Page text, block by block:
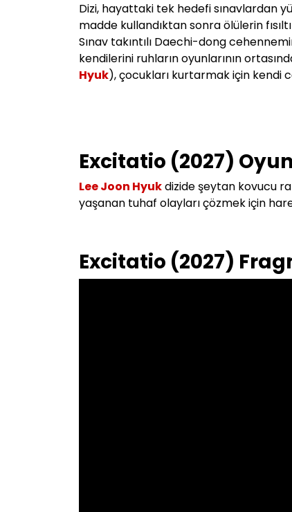
Dizi, hayattaki tek hedefi sınavlardan
madde kullandıktan sonra ölülerin
Sınav takıntılı Daechi-dong
kendilerini ruhların oyunlarının
Hyuk), çocukları kurtarmak için kendi
Excitatio (2027)
Lee Joon Hyukdizide şeytan kovucu
yaşanan tuhaf olayları çözmek için
Excitatio (2027)